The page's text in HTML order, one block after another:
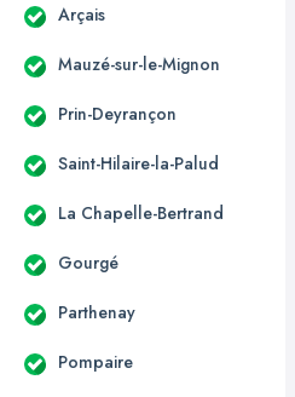
Arçais
Mauzé-sur-le-Mignon
Prin-Deyrançon
Saint-Hilaire-la-Palud
La Chapelle-Bertrand
Gourgé
Parthenay
Pompaire